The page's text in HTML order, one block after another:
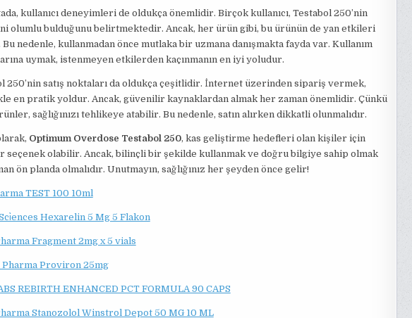
kullanıcı deneyimleri de oldukça önemlidir. Birçok kullanıcı, Testabol 250’nin
olumlu bulduğunu belirtmektedir. Ancak, her ürün gibi, bu ürünün de yan etkileri
nedenle, kullanmadan önce mutlaka bir uzmana danışmakta fayda var. Kullanım
uymak, istenmeyen etkilerden kaçınmanın en iyi yoludur.
250’nin satış noktaları da oldukça çeşitlidir. İnternet üzerinden sipariş vermek,
en pratik yoldur. Ancak, güvenilir kaynaklardan almak her zaman önemlidir. Çünkü
sağlığınızı tehlikeye atabilir. Bu nedenle, satın alırken dikkatli olunmalıdır.
Optimum Overdose Testabol 250, kas geliştirme hedefleri olan kişiler için
seçenek olabilir. Ancak, bilinçli bir şekilde kullanmak ve doğru bilgiye sahip olmak
ön planda olmalıdır. Unutmayın, sağlığınız her şeyden önce gelir!
TEST 100 10ml
Hexarelin 5 Mg 5 Flakon
Fragment 2mg x 5 vials
Pharma Proviron 25mg
REBIRTH ENHANCED PCT FORMULA 90 CAPS
Stanozolol Winstrol Depot 50 MG 10 ML